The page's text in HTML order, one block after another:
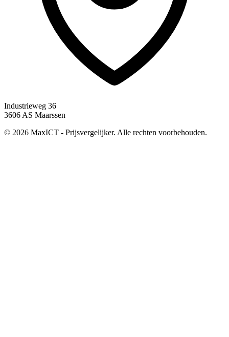
Industrieweg 36
3606 AS Maarssen
© 2026 MaxICT - Prijsvergelijker. Alle rechten voorbehouden.